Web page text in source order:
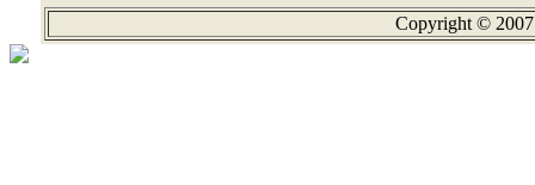
Copyright ©